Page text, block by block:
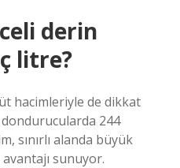
derin
litre?
hacimleriyle de dikkat
244
sınırlı alanda büyük
sunuyor.